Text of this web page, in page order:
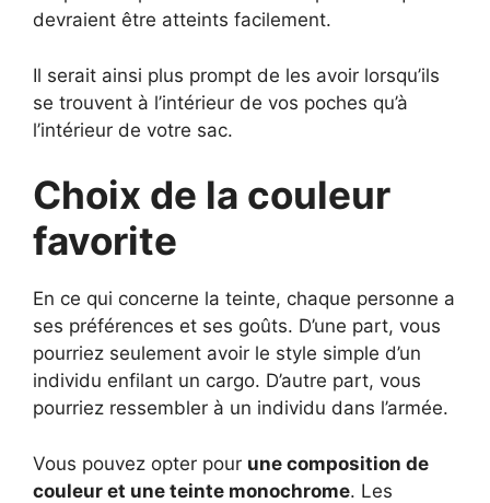
devraient être atteints facilement.
Il serait ainsi plus prompt de les avoir lorsqu’ils
se trouvent à l’intérieur de vos poches qu’à
l’intérieur de votre sac.
Choix de la couleur
favorite
En ce qui concerne la teinte, chaque personne a
ses préférences et ses goûts. D’une part, vous
pourriez seulement avoir le style simple d’un
individu enfilant un cargo. D’autre part, vous
pourriez ressembler à un individu dans l’armée.
Vous pouvez opter pour une composition de
couleur et une teinte monochrome. Les